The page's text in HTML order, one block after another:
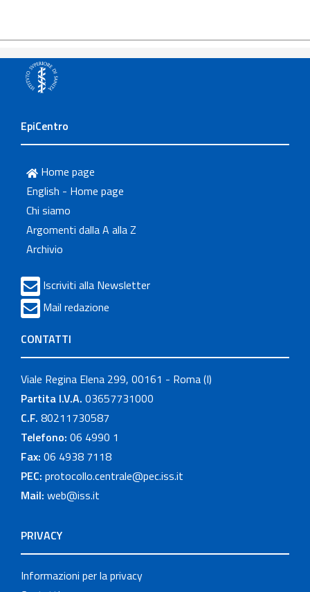
EpiCentro
Home page
English - Home page
Chi siamo
Argomenti dalla A alla Z
Archivio
Iscriviti alla Newsletter
Mail redazione
CONTATTI
Viale Regina Elena 299, 00161 - Roma (I)
Partita I.V.A. 03657731000
C.F. 80211730587
Telefono: 06 4990 1
Fax: 06 4938 7118
PEC: protocollo.centrale@pec.iss.it
Mail: web@iss.it
PRIVACY
Informazioni per la privacy